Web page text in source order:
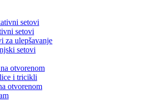
setovi
setovi
za ulepšavanje
setovi
otvorenom
i tricikli
otvorenom